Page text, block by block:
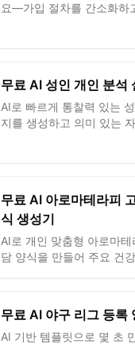
요—가입 절차를 간소화하
무료 AI 성인 개인 분석
AI로 빠르게 통찰력 있는
지를 생성하고 의미 있는
무료 AI 아로마테라피
식 생성기
AI로 개인 맞춤형 아로마
담 양식을 만들어 주요 건
무료 AI 야구 리그 등록
AI 기반 템플릿으로 몇 초